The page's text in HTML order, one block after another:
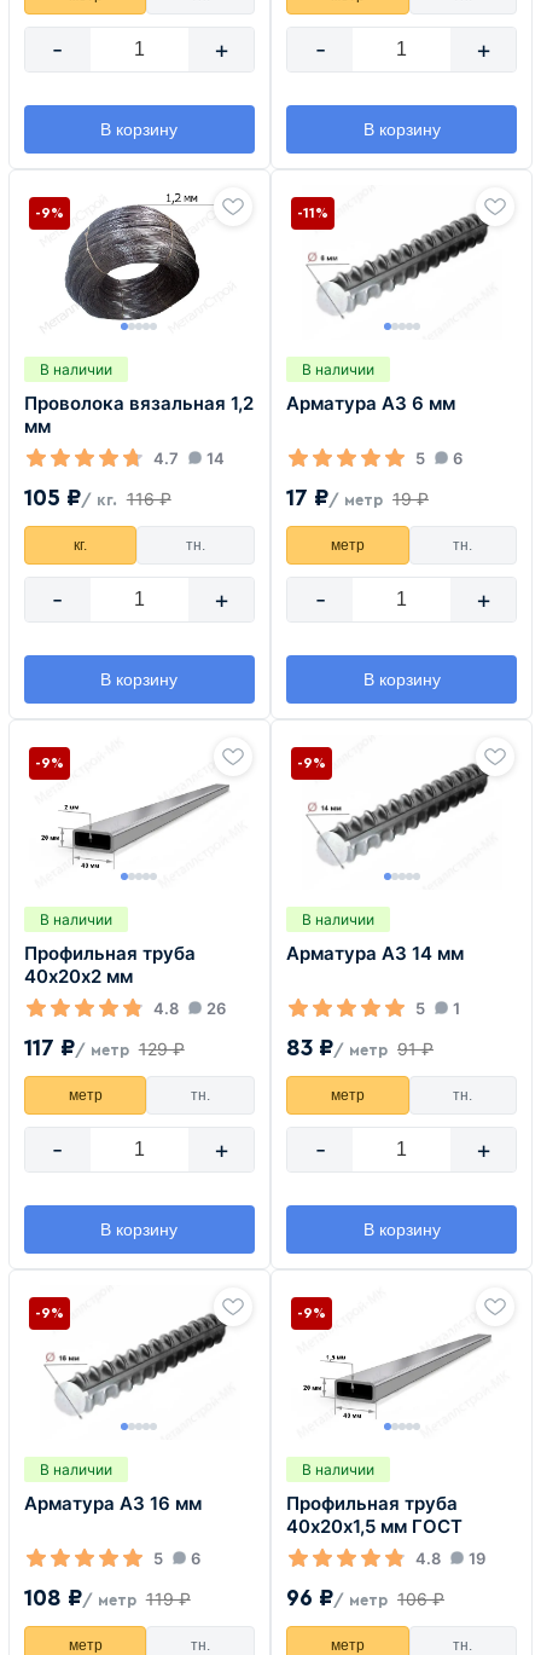
- +
В корзину
- +
В корзину
В наличии
Проволока вязальная 1,2
мм
4.7 14
105 ₽/ кг. 116 ₽
-9%
кг. тн.
- +
В корзину
В наличии
Арматура А3 6 мм
5 6
17 ₽/ метр 19 ₽
-11%
метр тн.
- +
В корзину
В наличии
Профильная труба
40х20х2 мм
4.8 26
117 ₽/ метр 129 ₽
-9%
метр тн.
- +
В корзину
В наличии
Арматура А3 14 мм
5 1
83 ₽/ метр 91 ₽
-9%
метр тн.
- +
В корзину
В наличии
Арматура А3 16 мм
5 6
108 ₽/ метр 119 ₽
-9%
метр тн.
В наличии
Профильная труба
40х20х1,5 мм ГОСТ
4.8 19
96 ₽/ метр 106 ₽
-9%
метр тн.